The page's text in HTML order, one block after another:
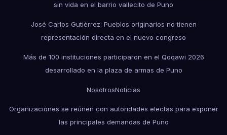
sin vida en el barrio vallecito de Puno
José Carlos Gutiérrez: Pueblos originarios no tienen
representación directa en el nuevo congreso
Más de 100 instituciones participaron en el Qoqawi 2026
desarrollado en la plaza de armas de Puno
NosotrosNoticias
Organizaciones se reúnen con autoridades electas para exponer
las principales demandas de Puno